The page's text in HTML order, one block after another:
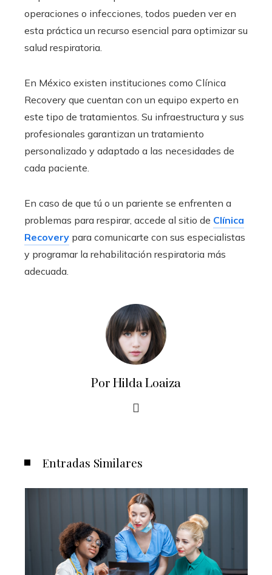
operaciones o infecciones, todos pueden ver en
esta práctica un recurso esencial para optimizar su
salud respiratoria.
En México existen instituciones como Clínica
Recovery que cuentan con un equipo experto en
este tipo de tratamientos. Su infraestructura y sus
profesionales garantizan un tratamiento
personalizado y adaptado a las necesidades de
cada paciente.
En caso de que tú o un pariente se enfrenten a
problemas para respirar, accede al sitio de Clínica
Recovery para comunicarte con sus especialistas
y programar la rehabilitación respiratoria más
adecuada.
Por Hilda Loaiza
Entradas Similares